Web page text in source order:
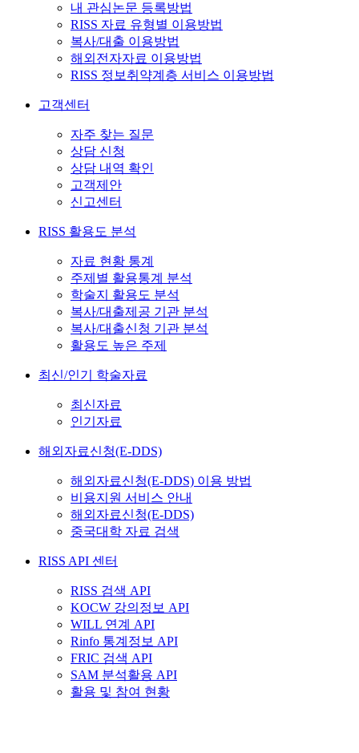
내 관심논문 등록방법
RISS 자료 유형별 이용방법
복사/대출 이용방법
해외전자자료 이용방법
RISS 정보취약계층 서비스 이용방법
고객센터
자주 찾는 질문
상담 신청
상담 내역 확인
고객제안
신고센터
RISS 활용도 분석
자료 현황 통계
주제별 활용통계 분석
학술지 활용도 분석
복사/대출제공 기관 분석
복사/대출신청 기관 분석
활용도 높은 주제
최신/인기 학술자료
최신자료
인기자료
해외자료신청(E-DDS)
해외자료신청(E-DDS) 이용 방법
비용지원 서비스 안내
해외자료신청(E-DDS)
중국대학 자료 검색
RISS API 센터
RISS 검색 API
KOCW 강의정보 API
WILL 연계 API
Rinfo 통계정보 API
FRIC 검색 API
SAM 분석활용 API
활용 및 참여 현황